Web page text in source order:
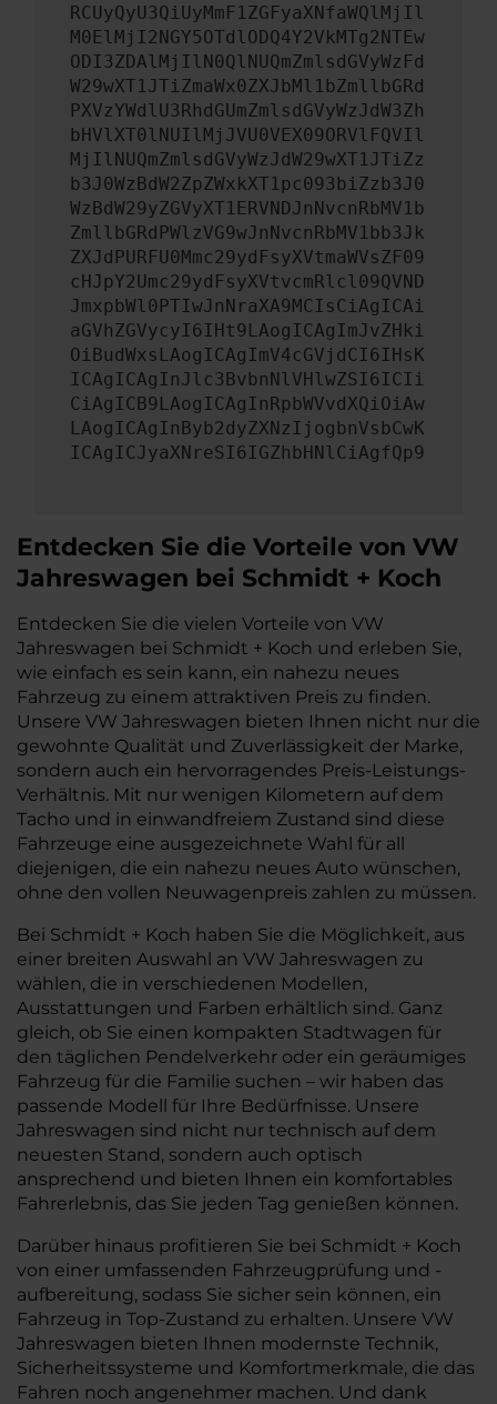
RCUyQyU3QiUyMmF1ZGFyaXNfaWQlMjIl
M0ElMjI2NGY5OTdlODQ4Y2VkMTg2NTEw
ODI3ZDAlMjIlN0QlNUQmZmlsdGVyWzFd
W29wXT1JTiZmaWx0ZXJbMl1bZmllbGRd
PXVzYWdlU3RhdGUmZmlsdGVyWzJdW3Zh
bHVlXT0lNUIlMjJVU0VEX09ORVlFQVIl
MjIlNUQmZmlsdGVyWzJdW29wXT1JTiZz
b3J0WzBdW2ZpZWxkXT1pc093biZzb3J0
WzBdW29yZGVyXT1ERVNDJnNvcnRbMV1b
ZmllbGRdPWlzVG9wJnNvcnRbMV1bb3Jk
ZXJdPURFU0Mmc29ydFsyXVtmaWVsZF09
cHJpY2Umc29ydFsyXVtvcmRlcl09QVND
JmxpbWl0PTIwJnNraXA9MCIsCiAgICAi
aGVhZGVycyI6IHt9LAogICAgImJvZHki
OiBudWxsLAogICAgImV4cGVjdCI6IHsK
ICAgICAgInJlc3BvbnNlVHlwZSI6ICIi
CiAgICB9LAogICAgInRpbWVvdXQiOiAw
LAogICAgInByb2dyZXNzIjogbnVsbCwK
ICAgICJyaXNreSI6IGZhbHNlCiAgfQp9
Entdecken Sie die Vorteile von VW
Jahreswagen bei Schmidt + Koch
Entdecken Sie die vielen Vorteile von VW
Jahreswagen bei Schmidt + Koch und erleben Sie,
wie einfach es sein kann, ein nahezu neues
Fahrzeug zu einem attraktiven Preis zu finden.
Unsere VW Jahreswagen bieten Ihnen nicht nur die
gewohnte Qualität und Zuverlässigkeit der Marke,
sondern auch ein hervorragendes Preis-Leistungs-
Verhältnis. Mit nur wenigen Kilometern auf dem
Tacho und in einwandfreiem Zustand sind diese
Fahrzeuge eine ausgezeichnete Wahl für all
diejenigen, die ein nahezu neues Auto wünschen,
ohne den vollen Neuwagenpreis zahlen zu müssen.
Bei Schmidt + Koch haben Sie die Möglichkeit, aus
einer breiten Auswahl an VW Jahreswagen zu
wählen, die in verschiedenen Modellen,
Ausstattungen und Farben erhältlich sind. Ganz
gleich, ob Sie einen kompakten Stadtwagen für
den täglichen Pendelverkehr oder ein geräumiges
Fahrzeug für die Familie suchen – wir haben das
passende Modell für Ihre Bedürfnisse. Unsere
Jahreswagen sind nicht nur technisch auf dem
neuesten Stand, sondern auch optisch
ansprechend und bieten Ihnen ein komfortables
Fahrerlebnis, das Sie jeden Tag genießen können.
Darüber hinaus profitieren Sie bei Schmidt + Koch
von einer umfassenden Fahrzeugprüfung und -
aufbereitung, sodass Sie sicher sein können, ein
Fahrzeug in Top-Zustand zu erhalten. Unsere VW
Jahreswagen bieten Ihnen modernste Technik,
Sicherheitssysteme und Komfortmerkmale, die das
Fahren noch angenehmer machen. Und dank